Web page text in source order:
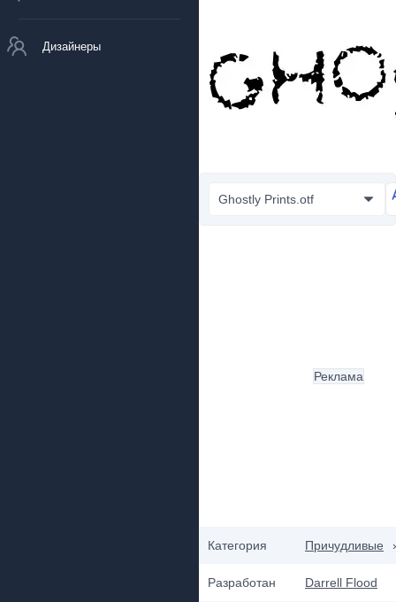
Дизайнеры
Ghostly Prints.otf
Категория Причудливые ›
Разработан Darrell Flood
Реклама